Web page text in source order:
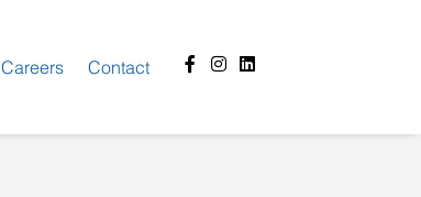
Careers Contact
Facebook-
f
Instagram
Linkedin